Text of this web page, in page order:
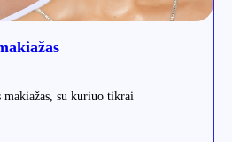
su kuriuo tikrai